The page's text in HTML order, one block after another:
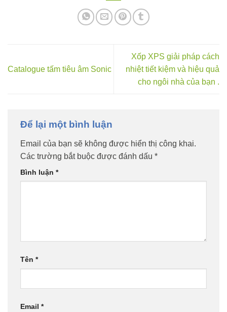
Catalogue tấm tiêu âm Sonic
Xốp XPS giải pháp cách
nhiệt tiết kiệm và hiệu quả
cho ngôi nhà của bạn .
Để lại một bình luận
Email của bạn sẽ không được hiển thị công khai.
Các trường bắt buộc được đánh dấu *
Bình luận *
Tên *
Email *